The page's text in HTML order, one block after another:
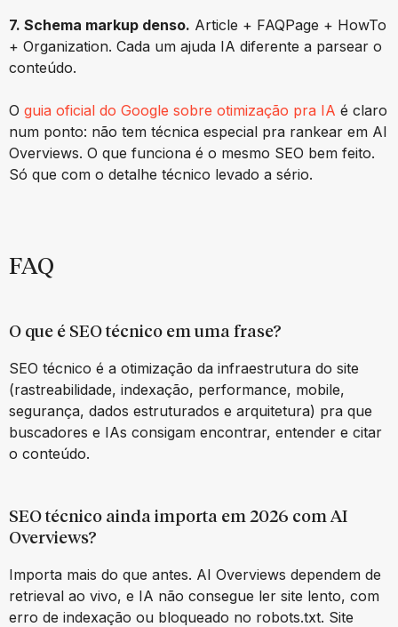
7. Schema markup denso. Article + FAQPage + HowTo
+ Organization. Cada um ajuda IA diferente a parsear o
conteúdo.
O guia oficial do Google sobre otimização pra IA é claro
num ponto: não tem técnica especial pra rankear em AI
Overviews. O que funciona é o mesmo SEO bem feito.
Só que com o detalhe técnico levado a sério.
FAQ
O que é SEO técnico em uma frase?
SEO técnico é a otimização da infraestrutura do site
(rastreabilidade, indexação, performance, mobile,
segurança, dados estruturados e arquitetura) pra que
buscadores e IAs consigam encontrar, entender e citar
o conteúdo.
SEO técnico ainda importa em 2026 com AI
Overviews?
Importa mais do que antes. AI Overviews dependem de
retrieval ao vivo, e IA não consegue ler site lento, com
erro de indexação ou bloqueado no robots.txt. Site